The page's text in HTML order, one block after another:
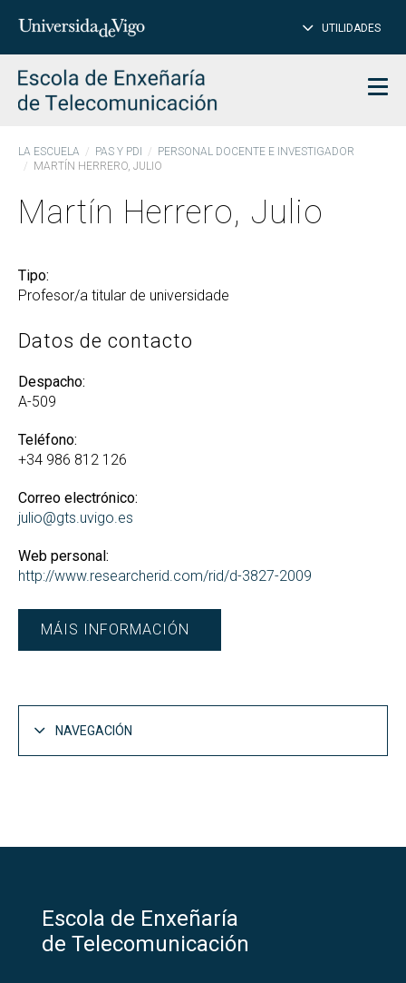
Insertar
para
buscar
UTILIDADES
LA ESCUELA PAS Y PDI
PERSONAL DOCENTE E INVESTIGADOR
MARTÍN HERRERO, JULIO
Martín Herrero, Julio
Tipo:
Profesor/a titular de universidade
Datos de contacto
Despacho:
A-509
Teléfono:
+34 986 812 126
Correo electrónico:
julio@gts.uvigo.es
Web personal:
http://www.researcherid.com/rid/d-3827-2009
MÁIS INFORMACIÓN
NAVEGACIÓN
Escola de Enxeñaría
de Telecomunicación